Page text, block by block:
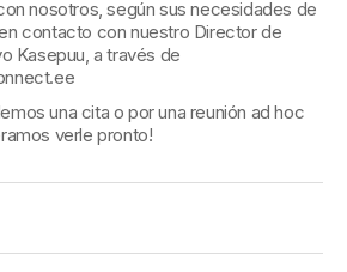
nosotros, según sus necesidades de
contacto con nuestro Director de
Kasepuu, a través de
una cita o por una reunión ad hoc
verle pronto!